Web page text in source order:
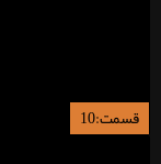
قسمت:10